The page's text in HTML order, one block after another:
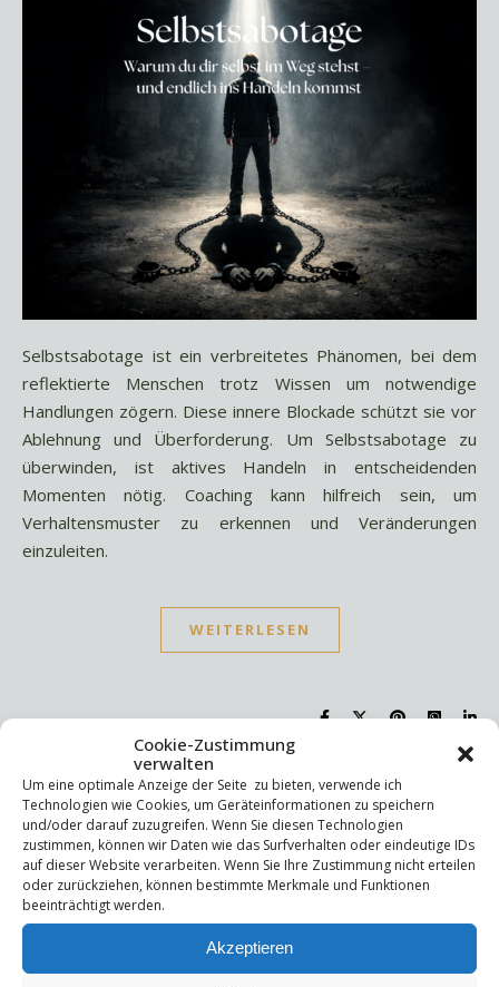
Cookie-Zustimmung
verwalten
Um eine optimale Anzeige der Seite zu bieten, verwende ich
Technologien wie Cookies, um Geräteinformationen zu speichern
und/oder darauf zuzugreifen. Wenn Sie diesen Technologien
zustimmen, können wir Daten wie das Surfverhalten oder eindeutige IDs
auf dieser Website verarbeiten. Wenn Sie Ihre Zustimmung nicht erteilen
oder zurückziehen, können bestimmte Merkmale und Funktionen
beeinträchtigt werden.
Akzeptieren
Selbstsabotage ist ein verbreitetes Phänomen, bei dem
reflektierte Menschen trotz Wissen um notwendige
Handlungen zögern. Diese innere Blockade schützt sie vor
Ablehnung und Überforderung. Um Selbstsabotage zu
überwinden, ist aktives Handeln in entscheidenden
Momenten nötig. Coaching kann hilfreich sein, um
Verhaltensmuster zu erkennen und Veränderungen
einzuleiten.
WEITERLESEN
Suchen
Letzte Beiträge
Die Mentale Sicherheitsarchitektur
Wettbewerbsfähigkeit